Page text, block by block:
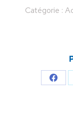
Catégorie :